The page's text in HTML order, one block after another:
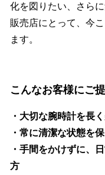
化を図りたい、さら
販売店にとって、今
ます。
こんなお客様にご
・大切な腕時計を長
・常に清潔な状態を
・手間をかけずに、
方